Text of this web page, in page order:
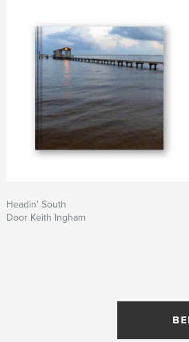
Headin' South
Door Keith Ingham